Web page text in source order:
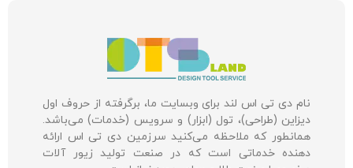
نام دی تی اس لند برای وبسایت ما، برگرفته از حروف اول
دیزاین (طراحی)، تول (ابزار) و سرویس (خدمات) می‌باشد.
همانطور که ملاحظه می‌کنید سرزمین دی تی اس ارائه
دهنده خدماتی است که در صنعت تولید زیور آلات